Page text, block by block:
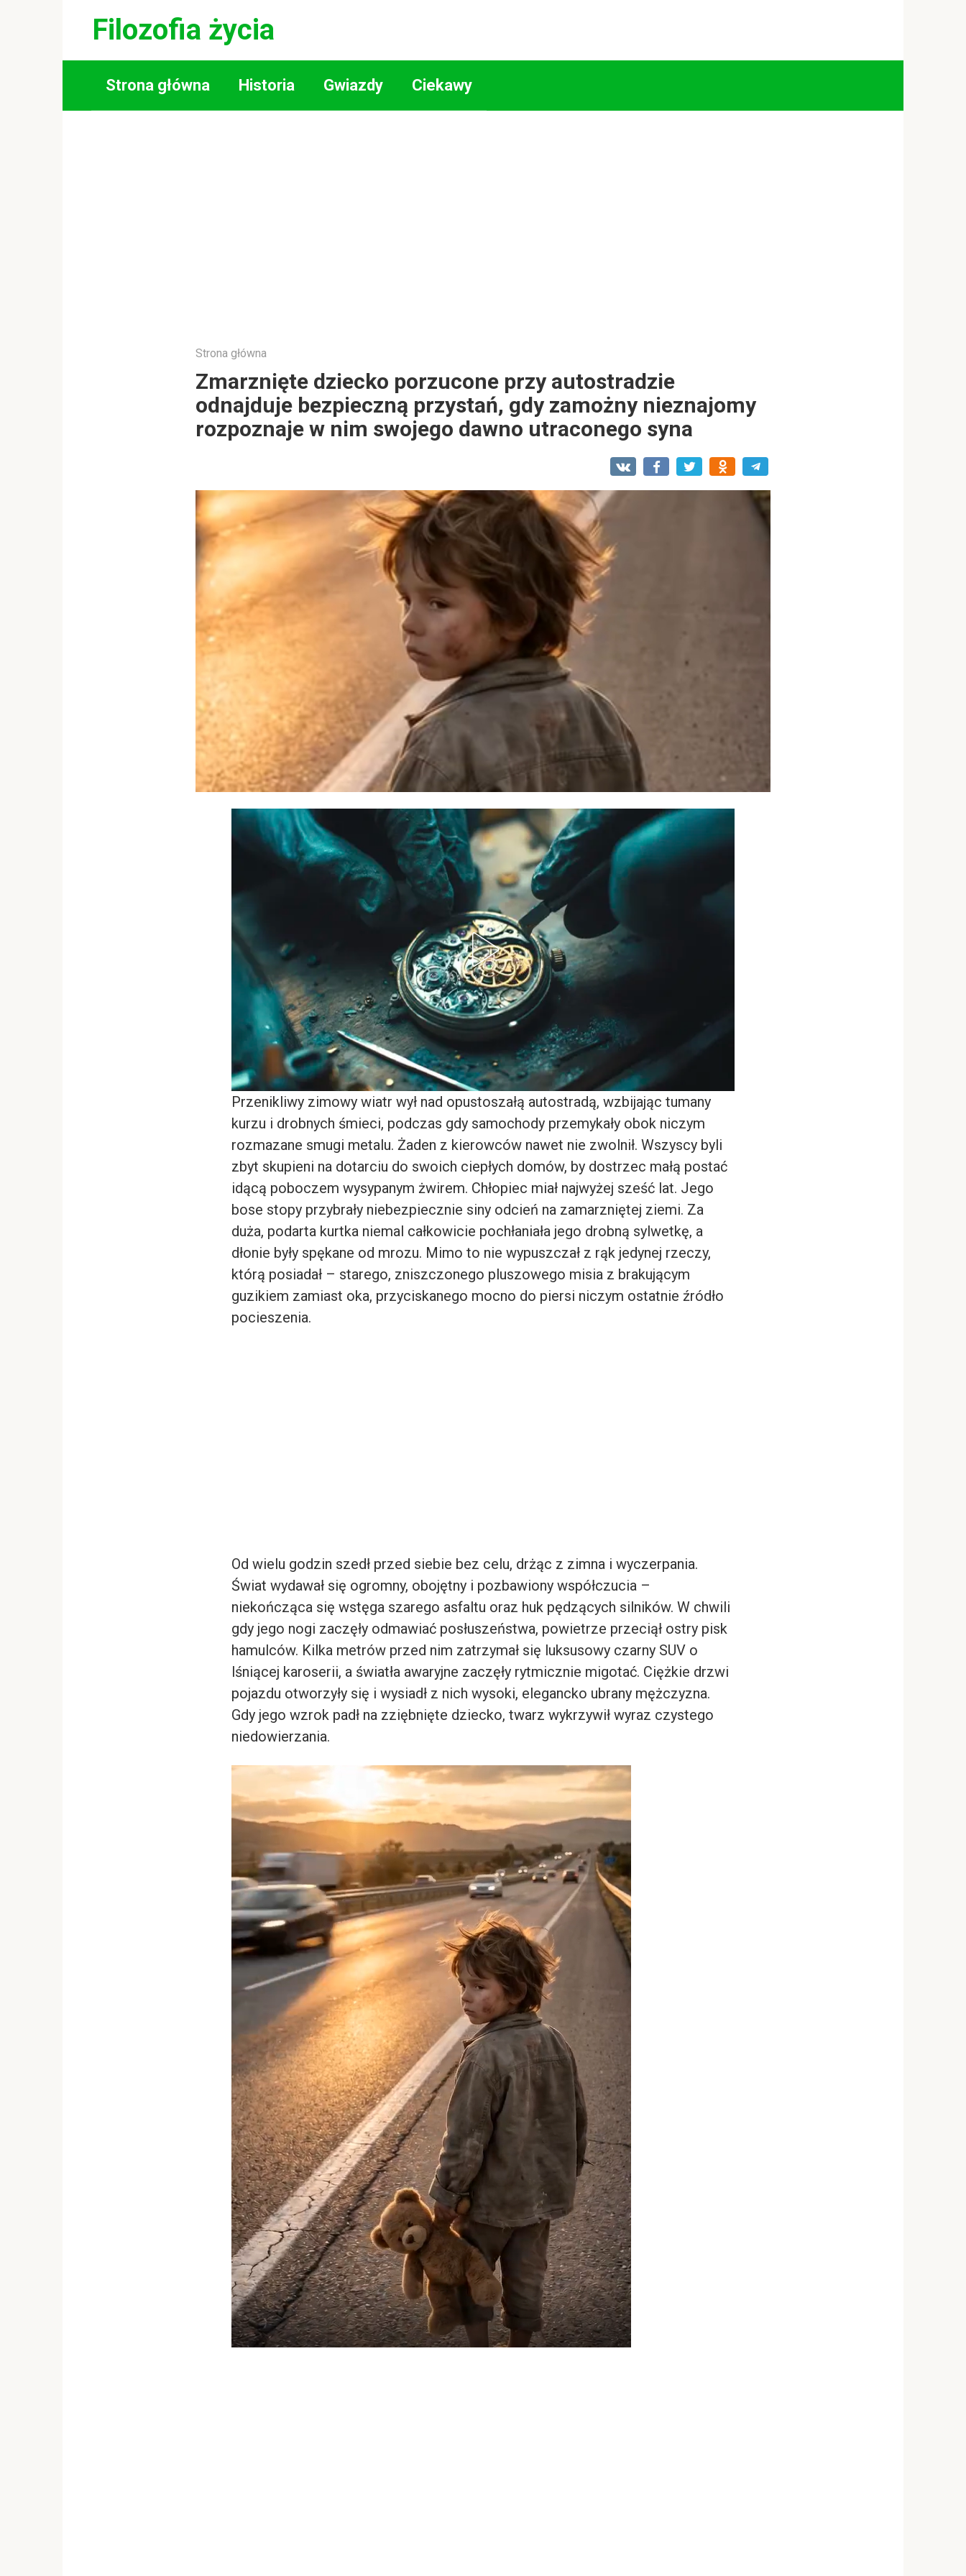
Filozofia życia
Strona główna Historia Gwiazdy Ciekawy
Strona główna
Zmarznięte dziecko porzucone przy autostradzie
odnajduje bezpieczną przystań, gdy zamożny nieznajomy
rozpoznaje w nim swojego dawno utraconego syna
Przenikliwy zimowy wiatr wył nad opustoszałą autostradą, wzbijając tumany
kurzu i drobnych śmieci, podczas gdy samochody przemykały obok niczym
rozmazane smugi metalu. Żaden z kierowców nawet nie zwolnił. Wszyscy byli
zbyt skupieni na dotarciu do swoich ciepłych domów, by dostrzec małą postać
idącą poboczem wysypanym żwirem. Chłopiec miał najwyżej sześć lat. Jego
bose stopy przybrały niebezpiecznie siny odcień na zamarzniętej ziemi. Za
duża, podarta kurtka niemal całkowicie pochłaniała jego drobną sylwetkę, a
dłonie były spękane od mrozu. Mimo to nie wypuszczał z rąk jedynej rzeczy,
którą posiadał – starego, zniszczonego pluszowego misia z brakującym
guzikiem zamiast oka, przyciskanego mocno do piersi niczym ostatnie źródło
pocieszenia.
Od wielu godzin szedł przed siebie bez celu, drżąc z zimna i wyczerpania.
Świat wydawał się ogromny, obojętny i pozbawiony współczucia –
niekończąca się wstęga szarego asfaltu oraz huk pędzących silników. W chwili
gdy jego nogi zaczęły odmawiać posłuszeństwa, powietrze przeciął ostry pisk
hamulców. Kilka metrów przed nim zatrzymał się luksusowy czarny SUV o
lśniącej karoserii, a światła awaryjne zaczęły rytmicznie migotać. Ciężkie drzwi
pojazdu otworzyły się i wysiadł z nich wysoki, elegancko ubrany mężczyzna.
Gdy jego wzrok padł na zziębnięte dziecko, twarz wykrzywił wyraz czystego
niedowierzania.